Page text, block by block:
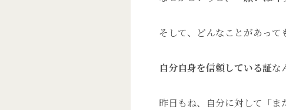
そして、どんなことがあって
自分自身を信頼している証な
昨日もね、自分に対して「